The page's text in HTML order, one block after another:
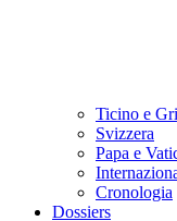
Ticino e
Svizzera
Papa e
Cronologia
Dossiers